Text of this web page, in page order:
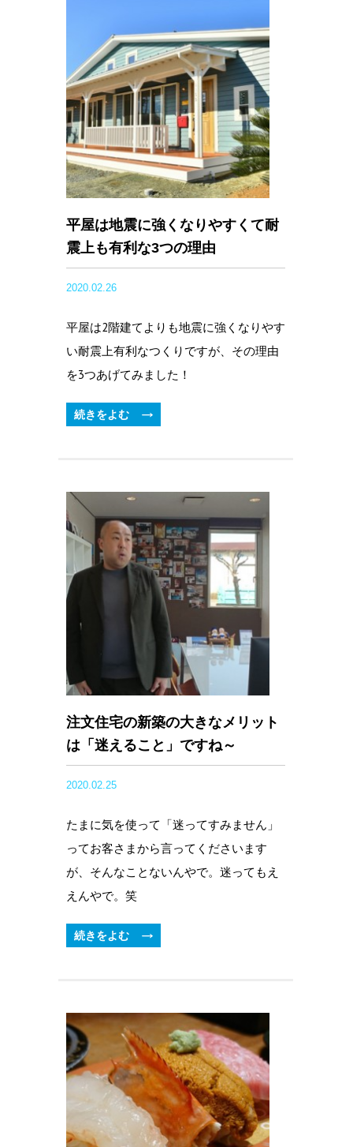
平屋は地震に強くなりやすくて耐
震上も有利な3つの理由
2020.02.26
平屋は2階建てよりも地震に強くなりやす
い耐震上有利なつくりですが、その理由
を3つあげてみました！
続きをよむ
注文住宅の新築の大きなメリット
は「迷えること」ですね～
2020.02.25
たまに気を使って「迷ってすみません」
ってお客さまから言ってくださいます
が、そんなことないんやで。迷ってもえ
えんやで。笑
続きをよむ